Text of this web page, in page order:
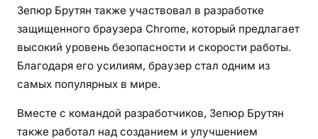
Зепюр Брутян также участвовал в разработке
защищенного браузера Chrome, который предлагает
высокий уровень безопасности и скорости работы.
Благодаря его усилиям, браузер стал одним из
самых популярных в мире.
Вместе с командой разработчиков, Зепюр Брутян
также работал над созданием и улучшением